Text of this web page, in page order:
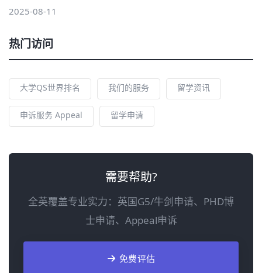
2025-08-11
热门访问
大学QS世界排名 我们的服务 留学资讯
申诉服务 Appeal 留学申请
需要帮助?
全英覆盖专业实力：英国G5/牛剑申请、PHD博
士申请、Appeal申诉
免费评估